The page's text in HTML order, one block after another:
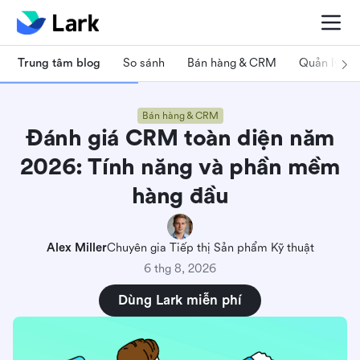
Trung tâm blog So sánh Bán hàng & CRM Quản lý dự
Bán hàng & CRM
Đánh giá CRM toàn diện năm
2026: Tính năng và phần mềm
hàng đầu
Alex MillerChuyên gia Tiếp thị Sản phẩm Kỹ thuật
6 thg 8, 2026
Dùng Lark miễn phí